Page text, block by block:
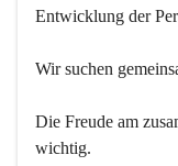
Entwicklung der
Wir suchen
Die Freude am
wichtig.